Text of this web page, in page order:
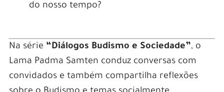
do nosso tempo?
Na série “Diálogos Budismo e Sociedade”, o
Lama Padma Samten conduz conversas com
convidados e também compartilha reflexões